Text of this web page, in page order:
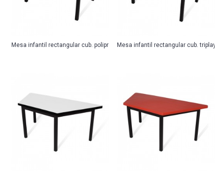
Mesa infantil rectangular cub. polipropilenoMesa infantil rectangular cub. triplay